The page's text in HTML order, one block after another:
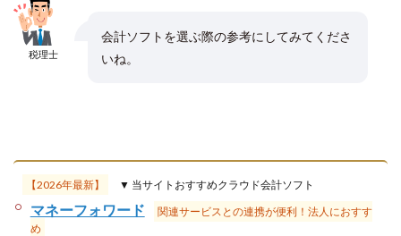
税理士
会計ソフトを選ぶ際の参考にしてみてくださ
いね。
【2026年最新】 ▼ 当サイトおすすめクラウド会計ソフト
マネーフォワード
関連サービスとの連携が便利！法人におすす
め